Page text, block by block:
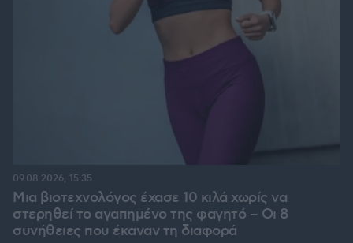
Μια βιοτεχνολόγος έχασε 10 κιλά χωρίς να
στερηθεί το αγαπημένο της φαγητό – Οι 8
συνήθειες που έκαναν τη διαφορά
09.08.2026, 15:35